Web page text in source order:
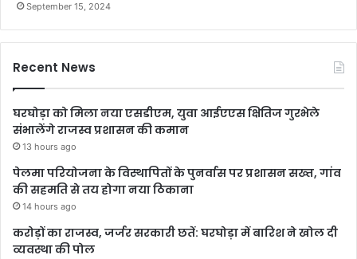
September 15, 2024
Recent News
घरघोड़ा को मिला नया एसडीएम, युवा आईएएस क्षितिज गुरभेले
संभालेंगे राजस्व प्रशासन की कमान
13 hours ago
पेलमा परियोजना के विस्थापितों के पुनर्वास पर प्रशासन सख्त, गांव
की सहमति से तय होगा नया ठिकाना
14 hours ago
करोड़ों का राजस्व, जर्जर सरकारी छतें: घरघोड़ा में बारिश ने खोल दी
व्यवस्था की पोल